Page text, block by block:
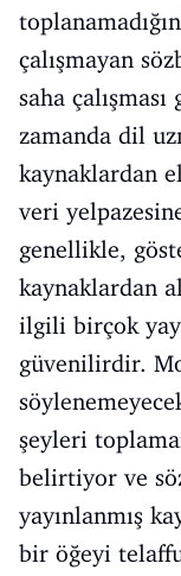
çalışmayan
saha
zamanda dil
kaynaklardan
veri
genellikle,
kaynaklardan
ilgili birçok
güvenilirdir.
şeyleri
belirtiyor ve
yayınlanmış
bir öğeyi